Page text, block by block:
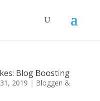
Blog Boosting
2019 | Bloggen &